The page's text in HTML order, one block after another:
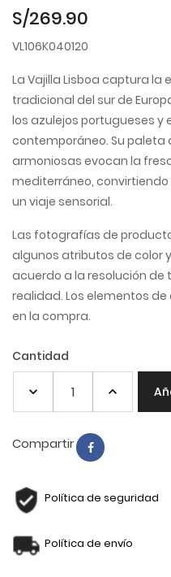
S/269.90
VL106K040120
La Vajilla Lisboa captura la
tradicional del sur de
los azulejos portugueses y
contemporáneo. Su paleta
armoniosas evocan la
mediterráneo,
un viaje sensorial.
Las fotografías de
algunos atributos de color
acuerdo a la resolución de
realidad. Los elementos
en la compra.
Cantidad
Compartir
Política de seguridad
Política de envío